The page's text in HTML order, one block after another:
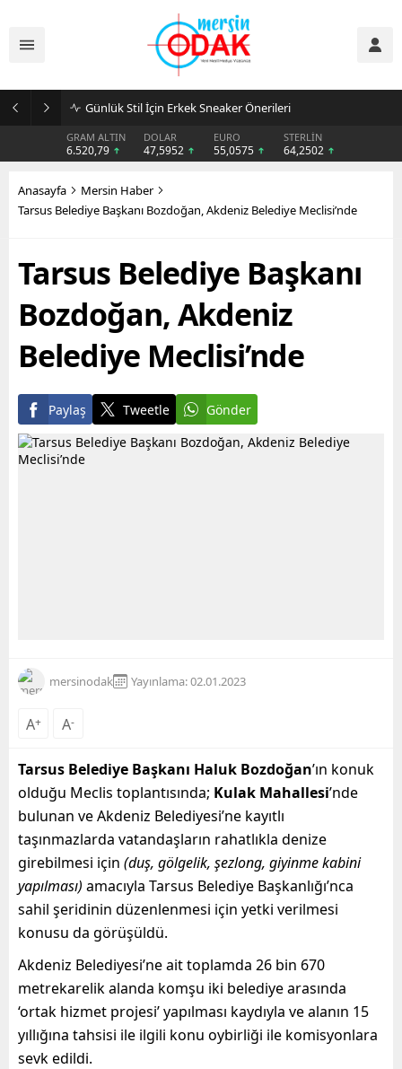
Günlük Stil İçin Erkek Sneaker Önerileri
GRAM ALTIN
6.520,79
DOLAR
47,5952
EURO
55,0575
STERLİN
64,2502
Anasayfa
Mersin Haber
Tarsus Belediye Başkanı Bozdoğan, Akdeniz Belediye Meclisi’nde
Tarsus Belediye Başkanı
Bozdoğan, Akdeniz
Belediye Meclisi’nde
Paylaş Tweetle Gönder
mersinodak Yayınlama: 02.01.2023
A+ A-
Tarsus Belediye Başkanı Haluk Bozdoğan’ın konuk
olduğu Meclis toplantısında; Kulak Mahallesi’nde
bulunan ve Akdeniz Belediyesi’ne kayıtlı
taşınmazlarda vatandaşların rahatlıkla denize
girebilmesi için (duş, gölgelik, şezlong, giyinme kabini
yapılması) amacıyla Tarsus Belediye Başkanlığı’nca
sahil şeridinin düzenlenmesi için yetki verilmesi
konusu da görüşüldü.
Akdeniz Belediyesi’ne ait toplamda 26 bin 670
metrekarelik alanda komşu iki belediye arasında
‘ortak hizmet projesi’ yapılması kaydıyla ve alanın 15
yıllığına tahsisi ile ilgili konu oybirliği ile komisyonlara
sevk edildi.